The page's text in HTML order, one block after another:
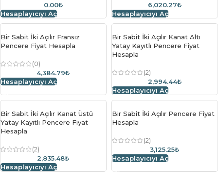
0.00₺
Hesaplayıcıyı Aç
6,020.27₺
Hesaplayıcıyı Aç
Bir Sabit İki Açılır Fransız
Pencere Fiyat Hesapla
(0)
4,384.79₺
Hesaplayıcıyı Aç
Bir Sabit İki Açılır Kanat Altı
Yatay Kayıtlı Pencere Fiyat
Hesapla
(2)
2,994.44₺
Hesaplayıcıyı Aç
Bir Sabit İki Açılır Kanat Üstü
Yatay Kayıtlı Pencere Fiyat
Hesapla
(2)
2,835.48₺
Hesaplayıcıyı Aç
Bir Sabit İki Açılır Pencere Fiyat
Hesapla
(2)
3,125.25₺
Hesaplayıcıyı Aç